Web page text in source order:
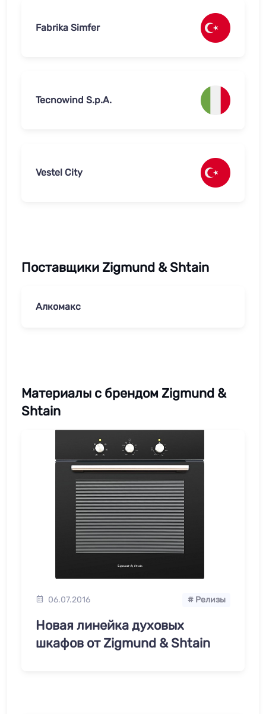
Fabrika Simfer
Tecnowind S.p.A.
Vestel City
Поставщики Zigmund & Shtain
Алкомакс
Материалы с брендом Zigmund &
Shtain
06.07.2016 # Релизы
Новая линейка духовых
шкафов от Zigmund & Shtain